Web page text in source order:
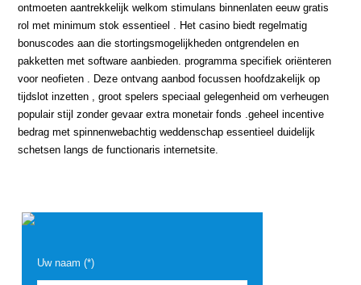
ontmoeten aantrekkelijk welkom stimulans binnenlaten eeuw gratis
rol met minimum stok essentieel . Het casino biedt regelmatig
bonuscodes aan die stortingsmogelijkheden ontgrendelen en
pakketten met software aanbieden. programma specifiek oriënteren
voor neofieten . Deze ontvang aanbod focussen hoofdzakelijk op
tijdslot inzetten , groot spelers speciaal gelegenheid om verheugen
populair stijl zonder gevaar extra monetair fonds .geheel incentive
bedrag met spinnenwebachtig weddenschap essentieel duidelijk
schetsen langs de functionaris internetsite.
Uw naam (*)